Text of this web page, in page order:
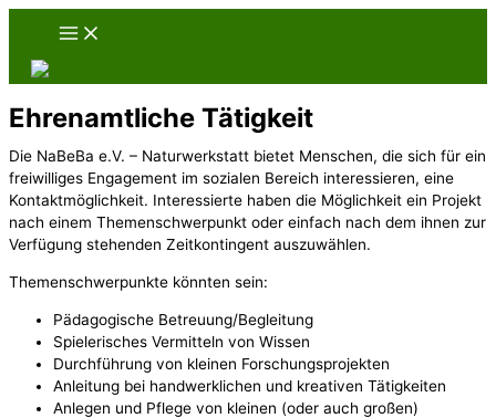
springen
Ehrenamtliche Tätigkeit
Die NaBeBa e.V. – Naturwerkstatt bietet Menschen, die sich für ein
freiwilliges Engagement im sozialen Bereich interessieren, eine
Kontaktmöglichkeit. Interessierte haben die Möglichkeit ein Projekt
nach einem Themenschwerpunkt oder einfach nach dem ihnen zur
Verfügung stehenden Zeitkontingent auszuwählen.
Themenschwerpunkte könnten sein:
Pädagogische Betreuung/Begleitung
Spielerisches Vermitteln von Wissen
Durchführung von kleinen Forschungsprojekten
Anleitung bei handwerklichen und kreativen Tätigkeiten
Anlegen und Pflege von kleinen (oder auch großen)